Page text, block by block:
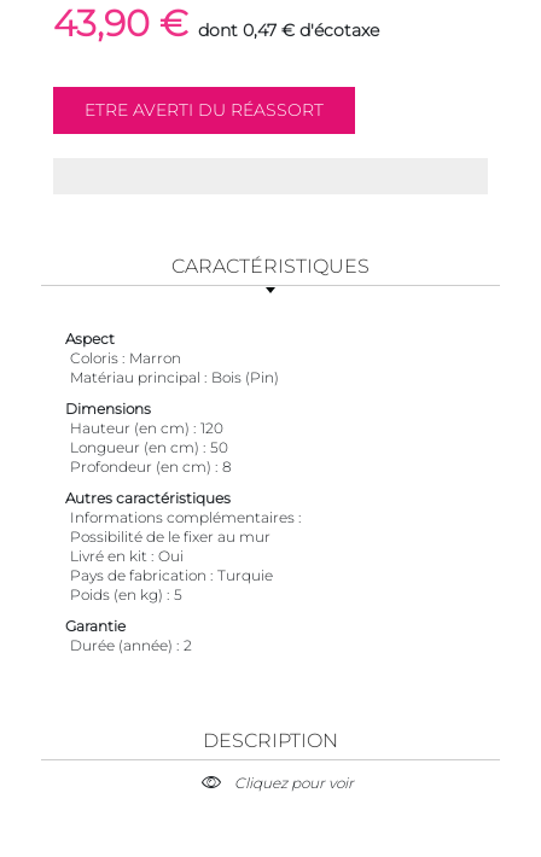
43,90 € dont 0,47 € d'écotaxe
CARACTÉRISTIQUES
Aspect
Coloris
Marron
Matériau principal
Bois (Pin)
Dimensions
Hauteur (en cm)
120
Longueur (en cm)
50
Profondeur (en cm)
8
Autres caractéristiques
Informations complémentaires
Possibilité de le fixer au mur
Livré en kit Oui
Pays de fabrication
Turquie
Poids (en kg)
5
Garantie
Durée (année)
2
DESCRIPTION
Cliquez pour voir